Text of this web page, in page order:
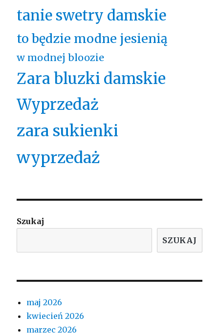
tanie swetry damskie
to będzie modne jesienią
w modnej bloozie
Zara bluzki damskie
Wyprzedaż
zara sukienki
wyprzedaż
Szukaj
SZUKAJ
maj 2026
kwiecień 2026
marzec 2026